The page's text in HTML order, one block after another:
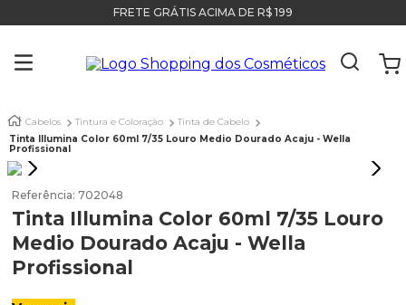
FRETE GRÁTIS ACIMA DE R$ 199
Cabelos Tintura e Coloração
Tinta de Cabelo
Tinta Illumina Color 60ml 7/35 Louro Medio Dourado Acaju - Wella
Profissional
Referência: 702048
Tinta Illumina Color 60ml 7/35 Louro
Medio Dourado Acaju - Wella
Profissional